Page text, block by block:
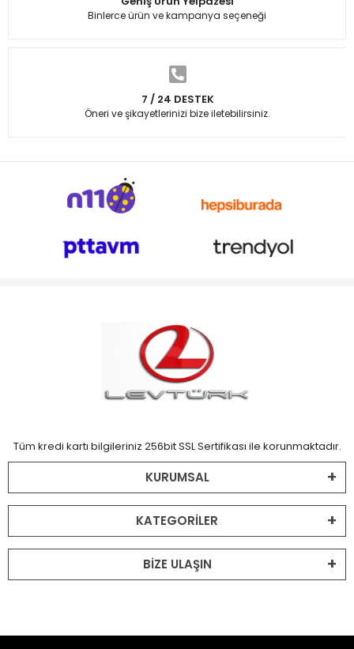
Binlerce ürün ve kampanya seçeneği
7 / 24 DESTEK
Öneri ve şikayetlerinizi bize iletebilirsiniz.
Tüm kredi kartı bilgileriniz 256bit SSL Sertifikası ile korunmaktadır.
KURUMSAL
KATEGORİLER
BİZE ULAŞIN